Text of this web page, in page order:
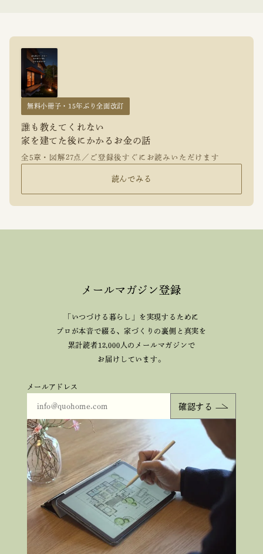
無料小冊子・15年ぶり全面改訂
誰も教えてくれない
家を建てた後にかかるお金の話
全5章・図解27点／ご登録後すぐにお読みいただけます
読んでみる
メールマガジン登録
「いつづける暮らし」を実現するために
プロが本音で綴る、家づくりの裏側と真実を
累計読者12,000人のメールマガジンで
お届けしています。
メールアドレス